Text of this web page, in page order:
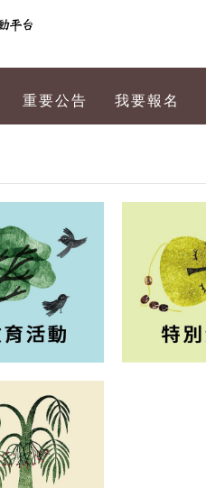
重要公告 我要報名